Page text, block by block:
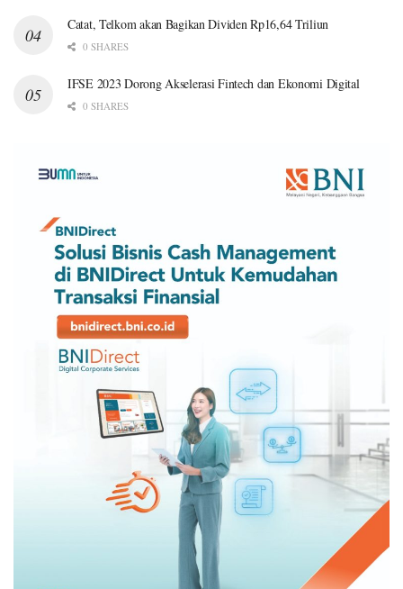
Catat, Telkom akan Bagikan Dividen Rp16,64 Triliun
0 SHARES
IFSE 2023 Dorong Akselerasi Fintech dan Ekonomi Digital
0 SHARES